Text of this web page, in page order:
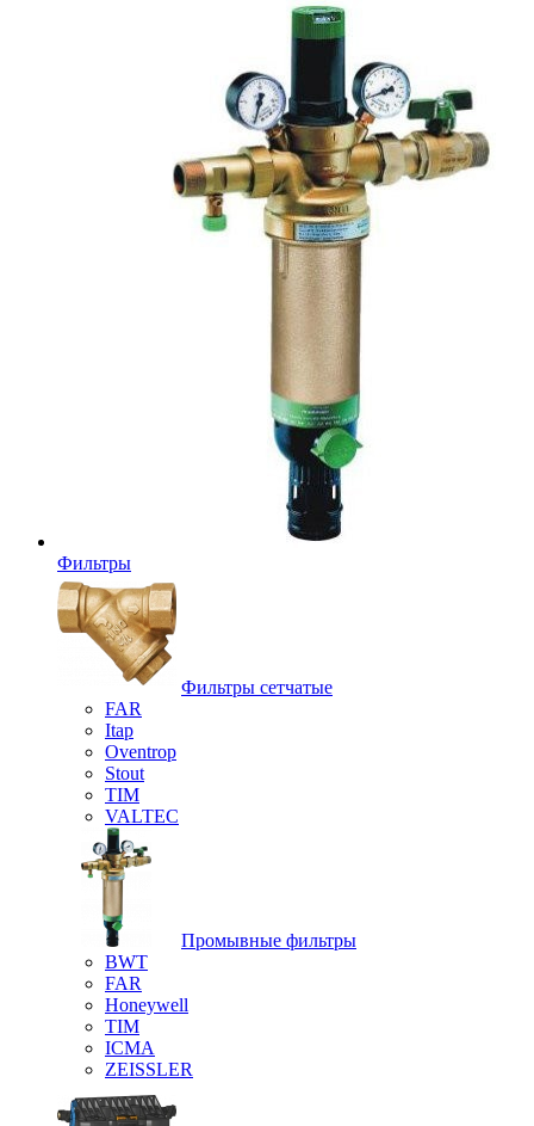
Фильтры
Фильтры сетчатые
FAR
Itap
Oventrop
Stout
TIM
VALTEC
Промывные фильтры
BWT
FAR
Honeywell
TIM
ICMA
ZEISSLER